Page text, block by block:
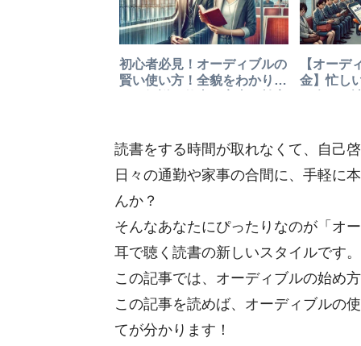
初心者必見！オーディブルの
賢い使い方！全貌をわかりや
【オーデ
金】忙し
読書をする時間が取れなくて、自己
日々の通勤や家事の合間に、手軽に
んか？
そんなあなたにぴったりなのが「オ
耳で聴く読書の新しいスタイルです。
この記事では、オーディブルの始め
この記事を読めば、オーディブルの
てが分かります！